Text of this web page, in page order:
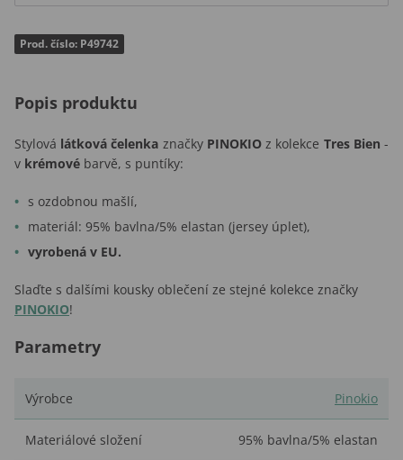
Prod. číslo: P49742
Popis produktu
Stylová látková čelenka značky PINOKIOz kolekce Tres Bien -
v krémové barvě, s puntíky:
s ozdobnou mašlí,
materiál: 95% bavlna/5% elastan (jersey úplet),
vyrobená v EU.
Slaďte s dalšími kousky oblečení ze stejné kolekce značky
PINOKIO!
Parametry
Výrobce Pinokio
Materiálové složení 95% bavlna/5% elastan